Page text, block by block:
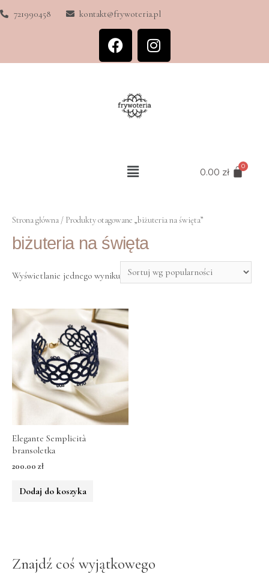
721990458 kontakt@frywoteria.pl
0.00 zł
Znajdź coś wyjątkowego
Strona główna / Produkty otagowane „biżuteria na święta”
biżuteria na święta
Wyświetlanie jednego wyniku
Elegante Semplicità
bransoletka
200.00 zł
Dodaj do koszyka